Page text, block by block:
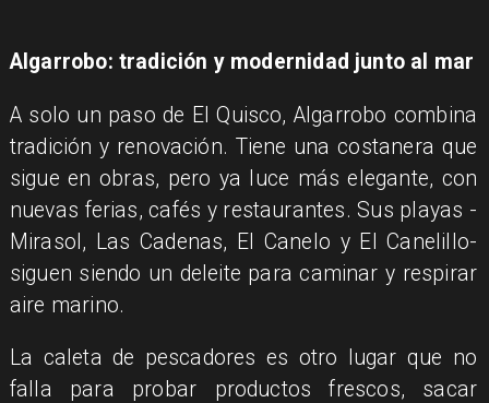
Algarrobo: tradición y modernidad junto al mar
A solo un paso de El Quisco, Algarrobo combina
tradición y renovación. Tiene una costanera que
sigue en obras, pero ya luce más elegante, con
nuevas ferias, cafés y restaurantes. Sus playas -
Mirasol, Las Cadenas, El Canelo y El Canelillo-
siguen siendo un deleite para caminar y respirar
aire marino.
La caleta de pescadores es otro lugar que no
falla para probar productos frescos, sacar